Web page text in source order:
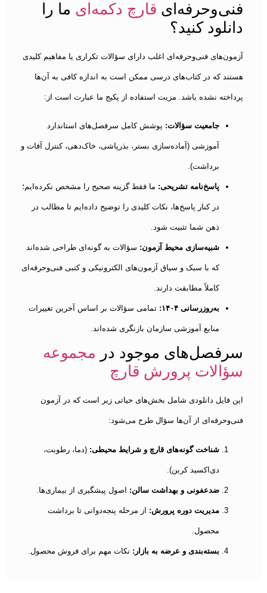
فنی‌وحرفه‌ای قارچ دکمه‌ای ما را
دانلود کنید؟
آزمون‌های فنی‌وحرفه‌ای اغلب دارای سؤالات تکراری یا مفاهیم کلیدی
هستند که در کتاب‌های درسی ممکن است به اندازه کافی به آن‌ها
پرداخته نشده باشد. مزیت استفاده از پکیج ما عبارت است از:
جامعیت سؤالات: پوشش کامل سرفصل‌های استاندارد
آموزشی (آماده‌سازی بستر، بذرپاشی، خاک‌دهی، کنترل آفات و
برداشت).
پاسخ‌نامه تشریحی: ما فقط گزینه صحیح را مشخص نکرده‌ایم؛
در کنار پاسخ‌ها، نکات کلیدی را توضیح داده‌ایم تا مطالب در
ذهن شما تثبیت شود.
شبیه‌سازی محیط آزمون: سؤالات به گونه‌ای طراحی شده‌اند
که با سبک و سیاق آزمون‌های الکترونیکی و کتبی فنی‌وحرفه‌ای
کاملاً مطابقت دارند.
به‌روزرسانی ۱۴۰۴: تمامی سؤالات بر اساس آخرین تغییرات
منابع آموزشی سازمان بازنگری شده‌اند.
سرفصل‌های موجود در مجموعه
سؤالات پرورش قارچ
این فایل دانلودی شامل بخش‌های حیاتی زیر است که در آزمون
فنی‌وحرفه‌ای از آن‌ها سؤال طرح می‌شود:
شناخت گونه‌های قارچ و شرایط محیطی: (دما، رطوبت،
دی‌اکسید کربن).
ضدعفونی و بهداشت سالن: اصول پیشگیری از بیماری‌ها.
مدیریت دوره پرورش: از مرحله پنجه‌دوانی تا برداشت
محصول.
بسته‌بندی و عرضه به بازار: نکات مهم برای فروش محصول.